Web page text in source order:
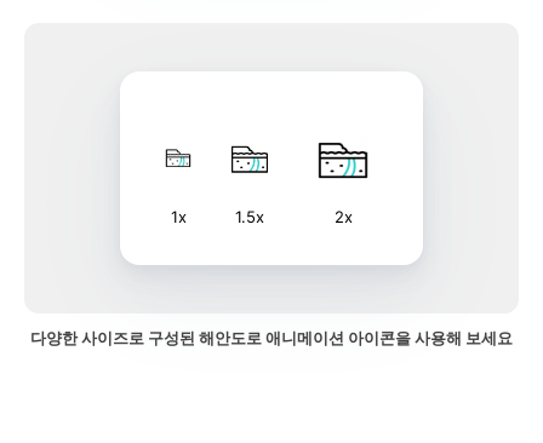
1x 1.5x 2x
다양한 사이즈로 구성된 해안도로 애니메이션 아이콘을 사용해 보세요